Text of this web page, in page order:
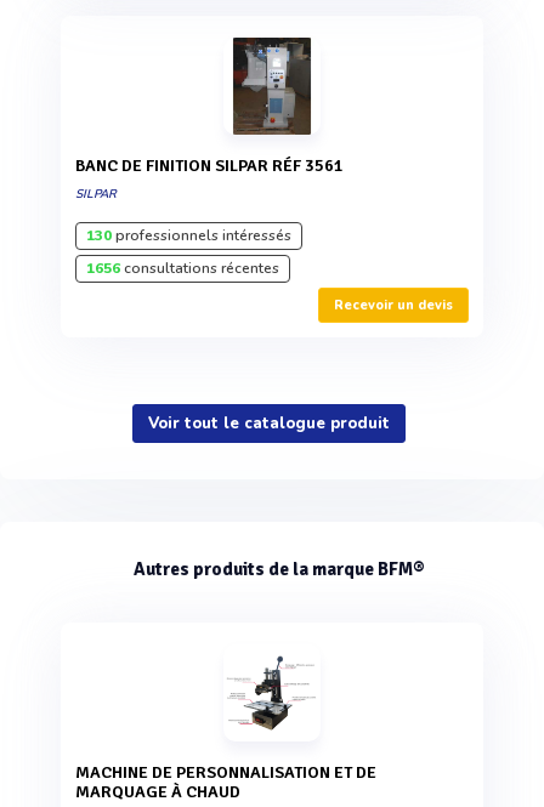
BANC DE FINITION SILPAR RÉF 3561
SILPAR
130professionnels intéressés
1656consultations récentes
Recevoir un devis
Voir tout le catalogue produit
Autres produits de la marque BFM®
MACHINE DE PERSONNALISATION ET DE
MARQUAGE À CHAUD